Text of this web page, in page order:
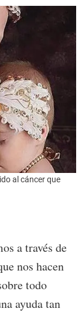
al cáncer que
a través de
nos hacen
todo
ayuda tan